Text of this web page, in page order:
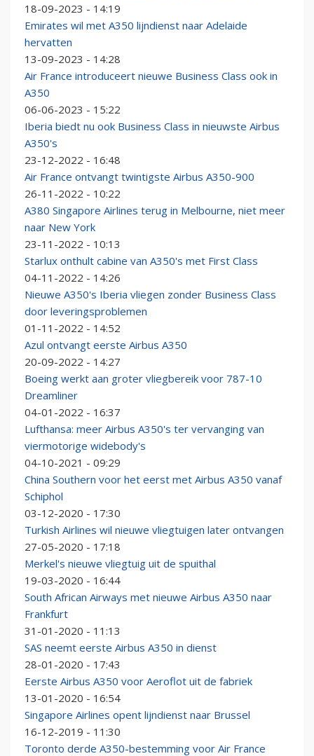
18-09-2023 - 14:19
Emirates wil met A350 lijndienst naar Adelaide
hervatten
13-09-2023 - 14:28
Air France introduceert nieuwe Business Class ook in
A350
06-06-2023 - 15:22
Iberia biedt nu ook Business Class in nieuwste Airbus
A350's
23-12-2022 - 16:48
Air France ontvangt twintigste Airbus A350-900
26-11-2022 - 10:22
A380 Singapore Airlines terug in Melbourne, niet meer
naar New York
23-11-2022 - 10:13
Starlux onthult cabine van A350's met First Class
04-11-2022 - 14:26
Nieuwe A350's Iberia vliegen zonder Business Class
door leveringsproblemen
01-11-2022 - 14:52
Azul ontvangt eerste Airbus A350
20-09-2022 - 14:27
Boeing werkt aan groter vliegbereik voor 787-10
Dreamliner
04-01-2022 - 16:37
Lufthansa: meer Airbus A350's ter vervanging van
viermotorige widebody's
04-10-2021 - 09:29
China Southern voor het eerst met Airbus A350 vanaf
Schiphol
03-12-2020 - 17:30
Turkish Airlines wil nieuwe vliegtuigen later ontvangen
27-05-2020 - 17:18
Merkel's nieuwe vliegtuig uit de spuithal
19-03-2020 - 16:44
South African Airways met nieuwe Airbus A350 naar
Frankfurt
31-01-2020 - 11:13
SAS neemt eerste Airbus A350 in dienst
28-01-2020 - 17:43
Eerste Airbus A350 voor Aeroflot uit de fabriek
13-01-2020 - 16:54
Singapore Airlines opent lijndienst naar Brussel
16-12-2019 - 11:30
Toronto derde A350-bestemming voor Air France